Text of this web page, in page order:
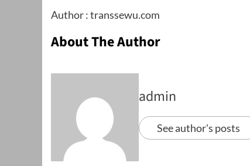
Author : transsewu.com
About The Author
admin
See author's posts